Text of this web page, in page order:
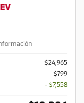
$24,965
$799
- $7,558